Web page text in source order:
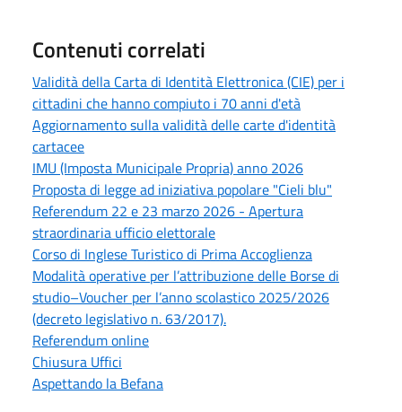
Contenuti correlati
Validità della Carta di Identità Elettronica (CIE) per i
cittadini che hanno compiuto i 70 anni d'età
Aggiornamento sulla validità delle carte d'identità
cartacee
IMU (Imposta Municipale Propria) anno 2026
Proposta di legge ad iniziativa popolare "Cieli blu"
Referendum 22 e 23 marzo 2026 - Apertura
straordinaria ufficio elettorale
Corso di Inglese Turistico di Prima Accoglienza
Modalità operative per l’attribuzione delle Borse di
studio–Voucher per l’anno scolastico 2025/2026
(decreto legislativo n. 63/2017).
Referendum online
Chiusura Uffici
Aspettando la Befana